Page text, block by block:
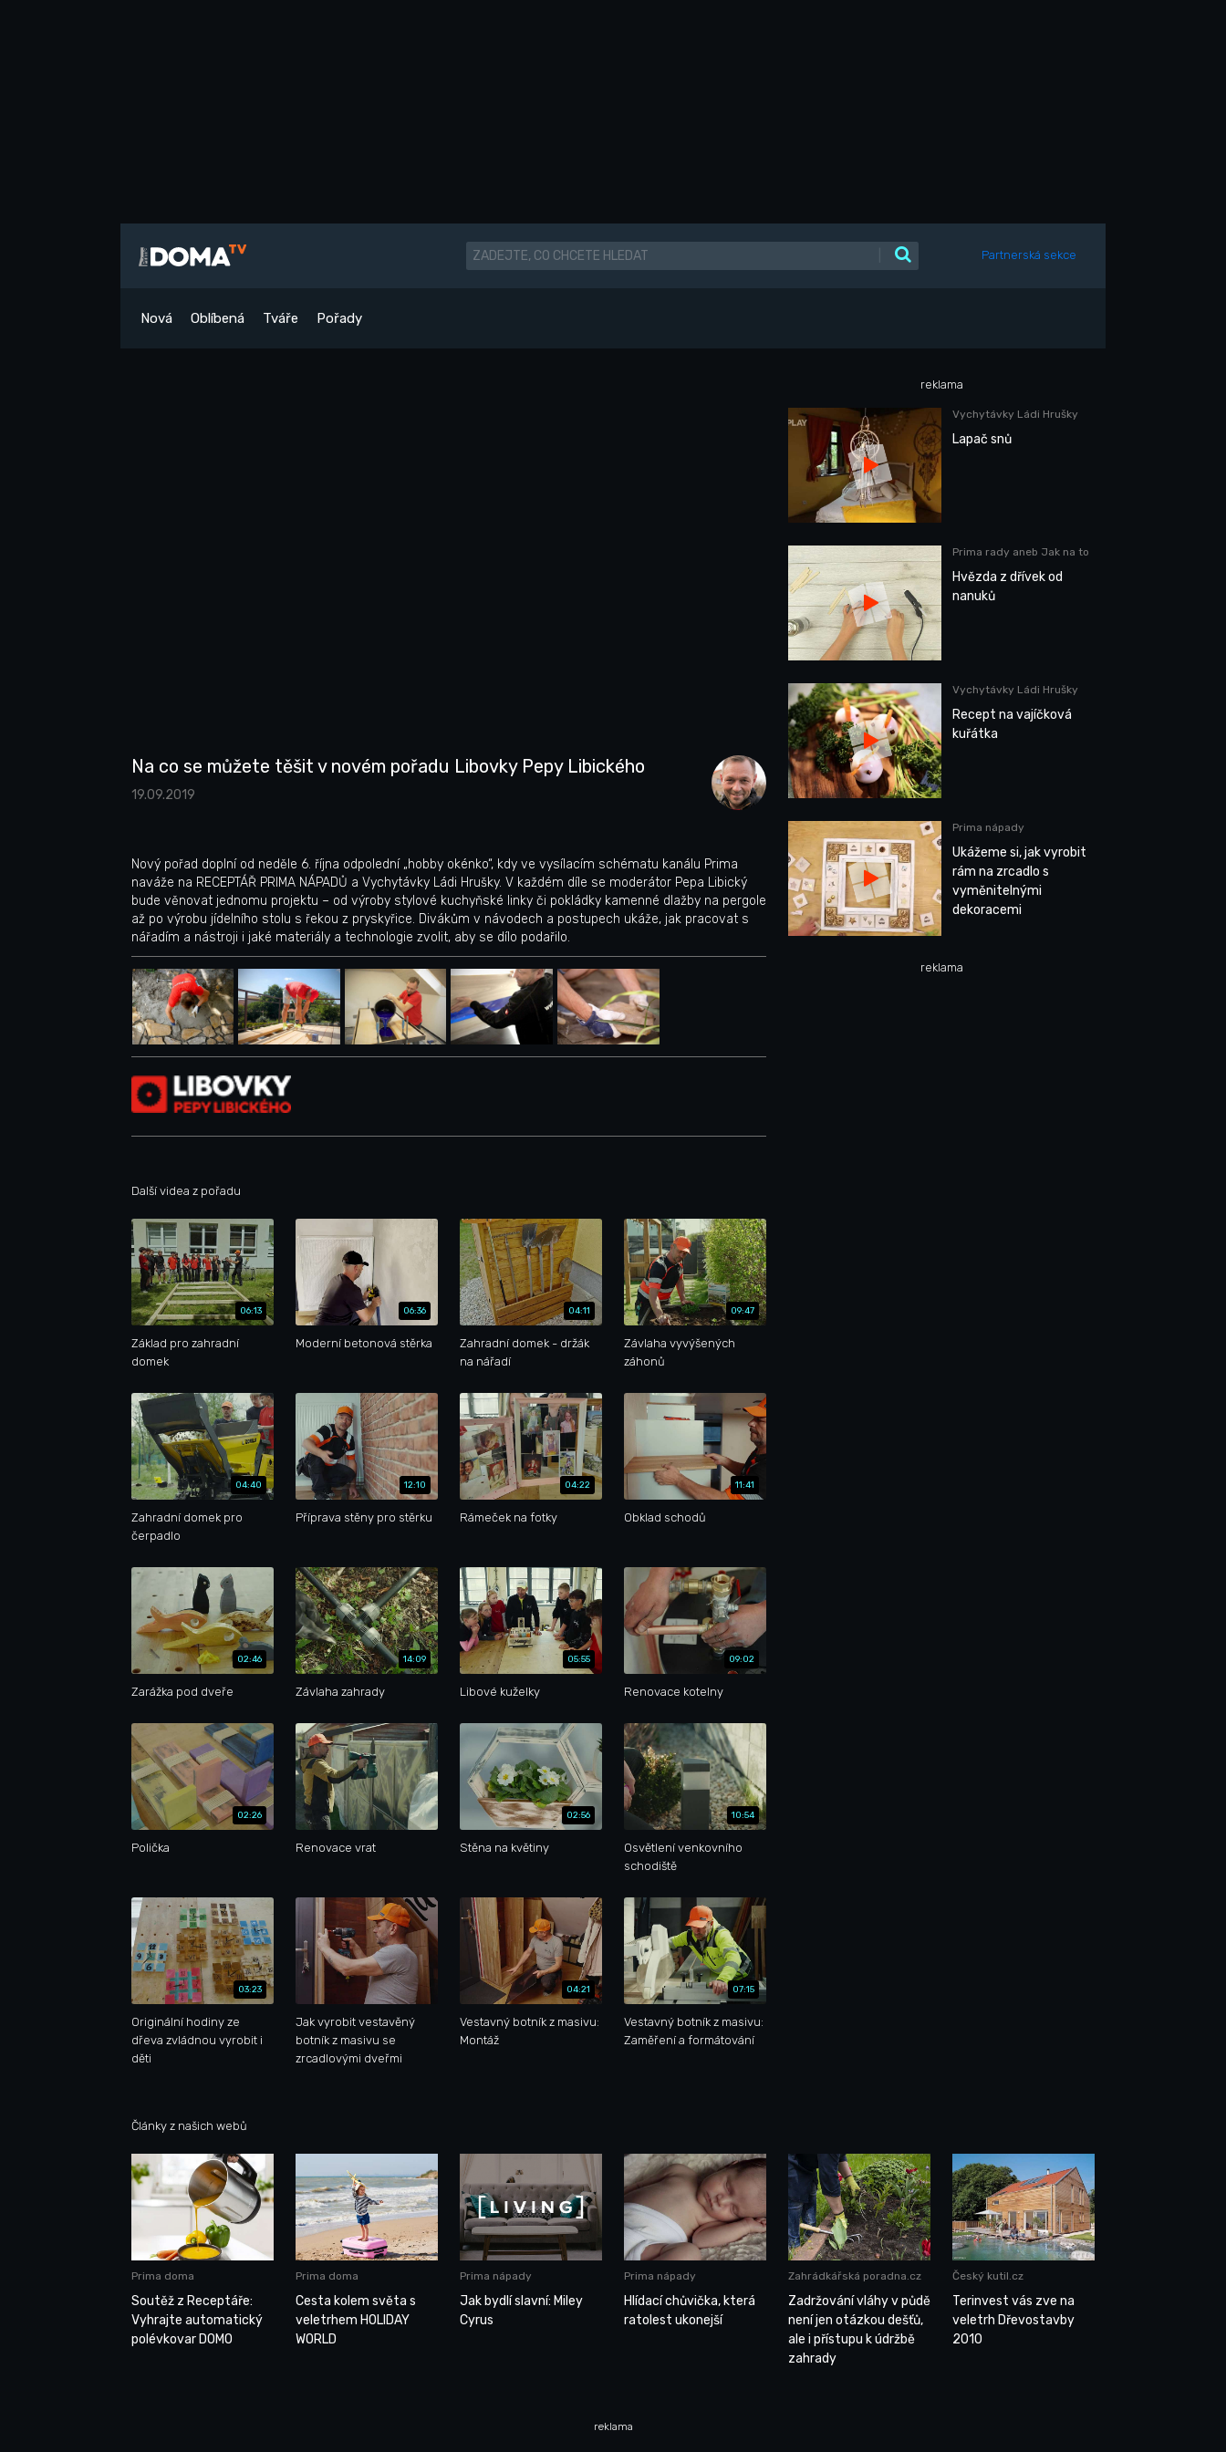
Partnerská sekce
Nová Oblíbená Tváře Pořady
Na co se můžete těšit v novém pořadu Libovky Pepy Libického
19.09.2019
Nový pořad doplní od neděle 6. října odpolední „hobby okénko“, kdy ve vysílacím schématu kanálu Prima
naváže na RECEPTÁŘ PRIMA NÁPADŮ a Vychytávky Ládi Hrušky. V každém díle se moderátor Pepa Libický
bude věnovat jednomu projektu – od výroby stylové kuchyňské linky či pokládky kamenné dlažby na pergole
až po výrobu jídelního stolu s řekou z pryskyřice. Divákům v návodech a postupech ukáže, jak pracovat s
nářadím a nástroji i jaké materiály a technologie zvolit, aby se dílo podařilo.
Další videa z pořadu
06:13
Základ pro zahradní
domek
06:36
Moderní betonová stěrka
04:11
Zahradní domek - držák
na nářadí
09:47
Závlaha vyvýšených
záhonů
04:40
Zahradní domek pro
čerpadlo
12:10
Příprava stěny pro stěrku
04:22
Rámeček na fotky
11:41
Obklad schodů
02:46
Zarážka pod dveře
14:09
Závlaha zahrady
05:55
Libové kuželky
09:02
Renovace kotelny
02:26
Polička Renovace vrat
02:56
Stěna na květiny
10:54
Osvětlení venkovního
schodiště
03:23
Originální hodiny ze
dřeva zvládnou vyrobit i
děti
Jak vyrobit vestavěný
botník z masivu se
zrcadlovými dveřmi
04:21
Vestavný botník z masivu:
Montáž
07:15
Vestavný botník z masivu:
Zaměření a formátování
reklama
Vychytávky Ládi Hrušky
Lapač snů
Prima rady aneb Jak na to
Hvězda z dřívek od
nanuků
Vychytávky Ládi Hrušky
Recept na vajíčková
kuřátka
Prima nápady
Ukážeme si, jak vyrobit
rám na zrcadlo s
vyměnitelnými
dekoracemi
reklama
Články z našich webů
Prima doma
Soutěž z Receptáře:
Vyhrajte automatický
polévkovar DOMO
Prima doma
Cesta kolem světa s
veletrhem HOLIDAY
WORLD
Prima nápady
Jak bydlí slavní: Miley
Cyrus
Prima nápady
Hlídací chůvička, která
ratolest ukonejší
Zahrádkářská poradna.cz
Zadržování vláhy v půdě
není jen otázkou dešťů,
ale i přístupu k údržbě
zahrady
Český kutil.cz
Terinvest vás zve na
veletrh Dřevostavby
2010
reklama